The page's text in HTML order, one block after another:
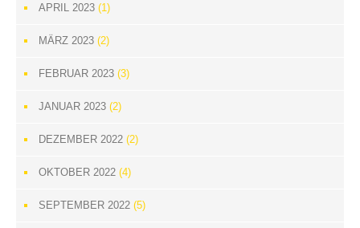
APRIL 2023 (1)
MÄRZ 2023 (2)
FEBRUAR 2023 (3)
JANUAR 2023 (2)
DEZEMBER 2022 (2)
OKTOBER 2022 (4)
SEPTEMBER 2022 (5)